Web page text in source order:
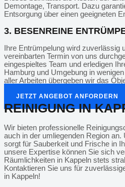
Demontage, Transport. Dazu
Entsorgung über einen geeigneten
3. BESENREINE
Ihre Entrümpelung wird zuverlässig
vereinbarten Termin von uns
eingespieltes Team und erledigen
Hamburg und Umgebung in
aller Arbeiten übergeben wir das
JETZT ANGEBOT ANFORDERN
REINIGUNG IN
Wir bieten professionelle
auch in der umliegenden Region an.
sorgt für Sauberkeit und Frische in
unsere Expertise können Sie sich
Räumlichkeiten in Kappeln stets
Kontaktieren Sie uns für
in Kappeln!